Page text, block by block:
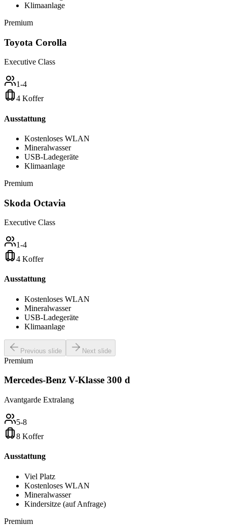
Klimaanlage
Premium
Toyota Corolla
Executive Class
1-4
4 Koffer
Ausstattung
Kostenloses WLAN
Mineralwasser
USB-Ladegeräte
Klimaanlage
Premium
Skoda Octavia
Executive Class
1-4
4 Koffer
Ausstattung
Kostenloses WLAN
Mineralwasser
USB-Ladegeräte
Klimaanlage
Previous slide Next slide
Premium
Mercedes-Benz V-Klasse 300 d
Avantgarde Extralang
5-8
8 Koffer
Ausstattung
Viel Platz
Kostenloses WLAN
Mineralwasser
Kindersitze (auf Anfrage)
Premium